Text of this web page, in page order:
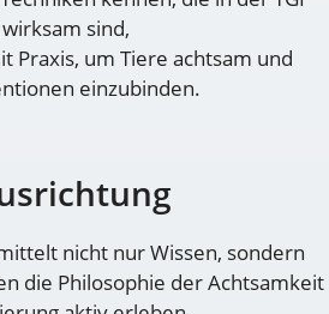
sind,
Praxis, um Tiere achtsam und
einzubinden.
nicht nur Wissen, sondern
die Philosophie der Achtsamkeit